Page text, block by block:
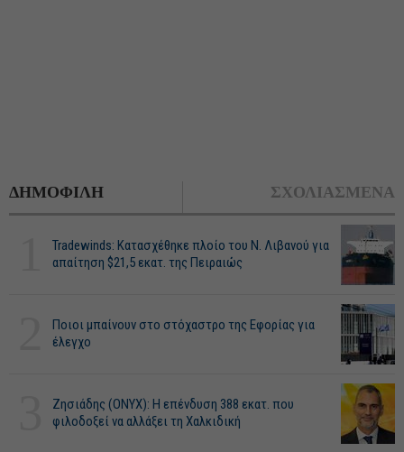
ΔΗΜΟΦΙΛΗ ΣΧΟΛΙΑΣΜΕΝΑ
Tradewinds: Κατασχέθηκε πλοίο του Ν. Λιβανού για
απαίτηση $21,5 εκατ. της Πειραιώς
Ποιοι μπαίνουν στο στόχαστρο της Εφορίας για
έλεγχο
Ζησιάδης (ONYX): Η επένδυση 388 εκατ. που
φιλοδοξεί να αλλάξει τη Χαλκιδική